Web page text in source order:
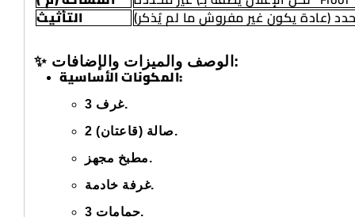
التأثيث (عادة يكون غير مفروش ما لم يُذكر)
✨ الوصف والميزات والإضافات:
المكونات الأساسية:
3 غرف.
2 صالة (قاعتان).
مطبخ مجهز.
غرفة خادمة.
3 حمامات.